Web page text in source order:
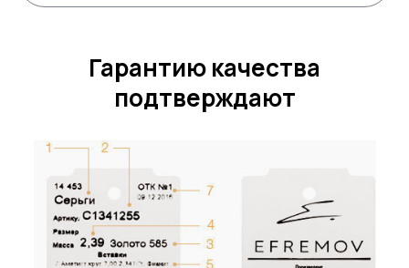
Гарантию качества
подтверждают